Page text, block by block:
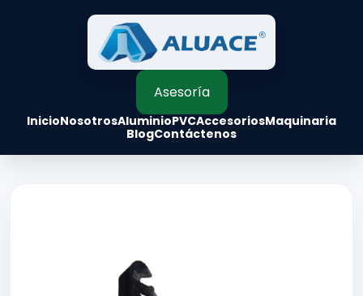
InicioNosotrosAluminioPVCAccesoriosMaquinaria
BlogContáctenos
Asesoría